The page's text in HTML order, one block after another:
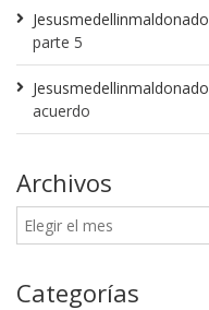
Jesusmedellinmaldonado
parte 5
Jesusmedellinmaldonado
acuerdo
Archivos
Categorías